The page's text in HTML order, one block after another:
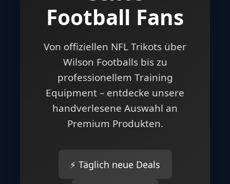
Football Fans
Von offiziellen NFL Trikots über
Wilson Footballs bis zu
professionellem Training
Equipment – entdecke unsere
handverlesene Auswahl an
Premium Produkten.
⚡ Täglich neue Deals